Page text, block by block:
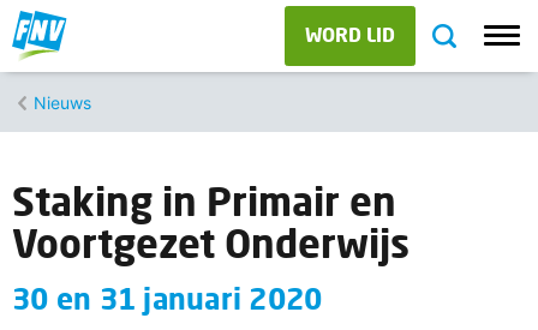
WORD LID
Nieuws
Staking in Primair en
Voortgezet Onderwijs
30 en 31 januari 2020